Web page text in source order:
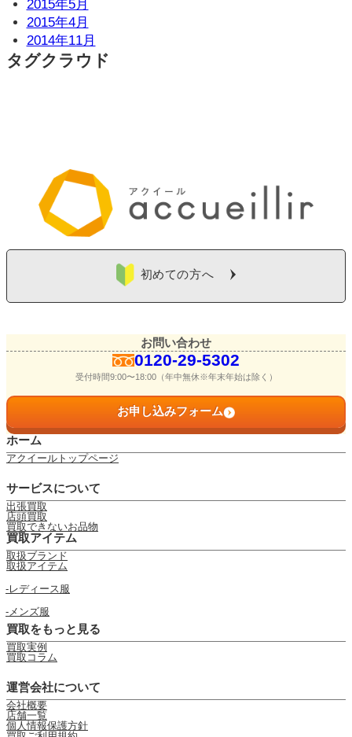
2015年5月
2015年4月
2014年11月
タグクラウド
初めての方へ
お問い合わせ
0120-29-5302
受付時間9:00〜18:00（年中無休※年末年始は除く）
お申し込みフォーム
ホーム
アクイールトップページ
サービスについて
出張買取
店頭買取
買取できないお品物
買取アイテム
取扱ブランド
取扱アイテム
レディース服
メンズ服
買取をもっと見る
買取実例
買取コラム
運営会社について
会社概要
店舗一覧
個人情報保護方針